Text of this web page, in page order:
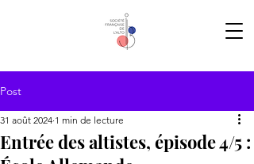
Post
Entrée des altistes, épisode 4/5 :
31 août 2024 1 min de lecture